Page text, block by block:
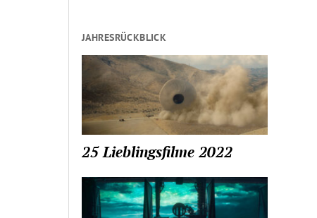
JAHRESRÜCKBLICK
25 Lieblingsfilme 2022